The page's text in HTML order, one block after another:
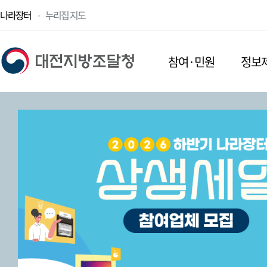
나라장터 누리집 지도
참여·민원 정보